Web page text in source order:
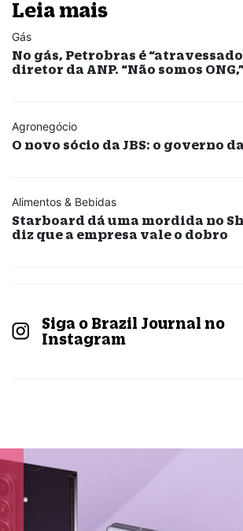
Leia mais
Gás
No gás, Petrobras é
diretor da ANP. “Não somos
Agronegócio
O novo sócio da JBS: o governo
Alimentos & Bebidas
Starboard dá uma mordida no
diz que a empresa vale o dobro
Siga o Brazil Journal no
Instagram